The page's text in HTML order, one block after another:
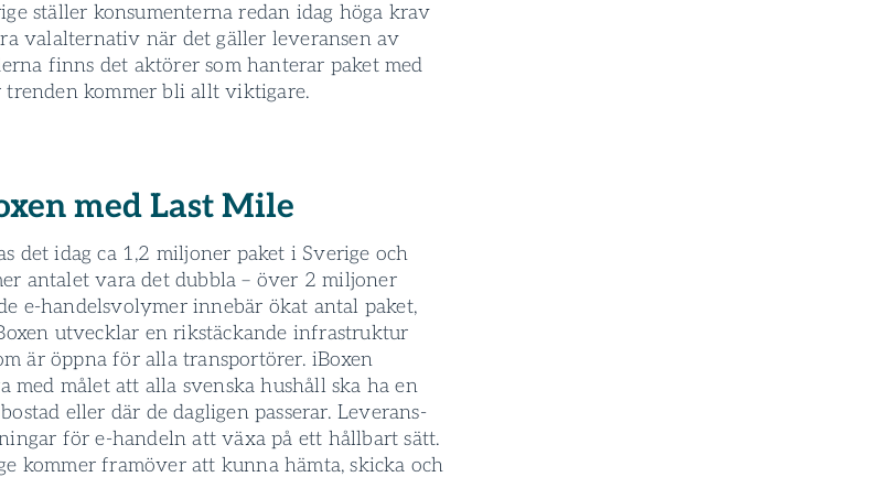
ställer konsumenterna redan idag höga krav
valalternativ när det gäller leverans­en av
finns det aktörer som hanterar paket­ med
kommer bli allt viktigare.
med Last Mile
det idag ca 1,2 miljoner paket­ i Sverige och
antalet vara det dubbla – över 2 miljoner
e-handelsvolymer innebär ökat antal paket­,
utvecklar en rikstäckande infrastruktur
är öppna för alla transportörer. iBoxen
med målet att alla svenska hushåll ska ha en
eller där de dagligen passerar. Leverans­
för e-handeln att växa på ett hållbart sätt.
kommer framöver att kunna hämta, skicka och